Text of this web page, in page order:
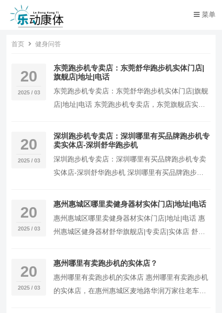
菜单
首页 健身问答
20
2025 / 03
东莞跑步机专卖店：东莞舒华跑步机实体门店|
旗舰店|地址|电话
东莞跑步机专卖店：东莞舒华跑步机实体门店|旗舰
店|地址|电话 东莞跑步机专卖店，东莞旗舰店实体
队...
20
2025 / 03
深圳跑步机专卖店：深圳哪里有买品牌跑步机专
卖实体店-深圳舒华跑步机
深圳跑步机专卖店：深圳哪里有买品牌跑步机专卖
实体店-深圳舒华跑步机 深圳哪里有买品牌跑步机
配置团...
20
2025 / 03
惠州惠城区哪里卖健身器材实体门店|地址|电话
惠州惠城区哪里卖健身器材实体门店|地址|电话 惠
州惠城区健身器材舒华旗舰店|专卖店|实体店 舒华
材...
20
2025 / 03
惠州哪里有卖跑步机的实体店？
惠州哪里有卖跑步机的实体店 惠州哪里有卖跑步机
的实体店，在惠州惠城区麦地路华润万家往老车站